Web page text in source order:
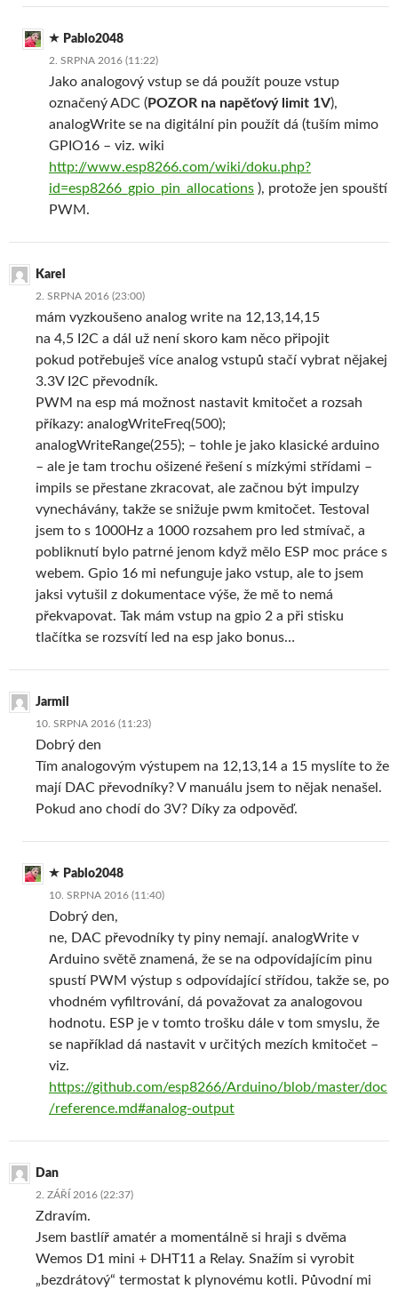
Pablo2048
2. SRPNA 2016 (11:22)
Jako analogový vstup se dá použít pouze vstup
označený ADC (POZOR na napěťový limit 1V),
analogWrite se na digitální pin použít dá (tuším mimo
GPIO16 – viz. wiki
http://www.esp8266.com/wiki/doku.php?
id=esp8266_gpio_pin_allocations ), protože jen spouští
PWM.
Karel
2. SRPNA 2016 (23:00)
mám vyzkoušeno analog write na 12,13,14,15
na 4,5 I2C a dál už není skoro kam něco připojit
pokud potřebuješ více analog vstupů stačí vybrat nějakej
3.3V I2C převodník.
PWM na esp má možnost nastavit kmitočet a rozsah
příkazy: analogWriteFreq(500);
analogWriteRange(255); – tohle je jako klasické arduino
– ale je tam trochu ošizené řešení s mízkými střídami –
impils se přestane zkracovat, ale začnou být impulzy
vynechávány, takže se snižuje pwm kmitočet. Testoval
jsem to s 1000Hz a 1000 rozsahem pro led stmívač, a
pobliknutí bylo patrné jenom když mělo ESP moc práce s
webem. Gpio 16 mi nefunguje jako vstup, ale to jsem
jaksi vytušil z dokumentace výše, že mě to nemá
překvapovat. Tak mám vstup na gpio 2 a při stisku
tlačítka se rozsvítí led na esp jako bonus…
Jarmil
10. SRPNA 2016 (11:23)
Dobrý den
Tím analogovým výstupem na 12,13,14 a 15 myslíte to že
mají DAC převodníky? V manuálu jsem to nějak nenašel.
Pokud ano chodí do 3V? Díky za odpověď.
Pablo2048
10. SRPNA 2016 (11:40)
Dobrý den,
ne, DAC převodníky ty piny nemají. analogWrite v
Arduino světě znamená, že se na odpovídajícím pinu
spustí PWM výstup s odpovídající střídou, takže se, po
vhodném vyfiltrování, dá považovat za analogovou
hodnotu. ESP je v tomto trošku dále v tom smyslu, že
se například dá nastavit v určitých mezích kmitočet –
viz.
https://github.com/esp8266/Arduino/blob/master/doc
/reference.md#analog-output
Dan
2. ZÁŘÍ 2016 (22:37)
Zdravím.
Jsem bastlíř amatér a momentálně si hraji s dvěma
Wemos D1 mini + DHT11 a Relay. Snažím si vyrobit
„bezdrátový“ termostat k plynovému kotli. Původní mi